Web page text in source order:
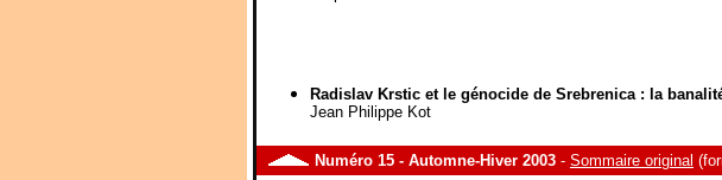
Radislav Krstic et le génocide de Srebrenica : la
Jean Philippe Kot
Numéro 15 - Automne-Hiver 2003 - Sommaire original